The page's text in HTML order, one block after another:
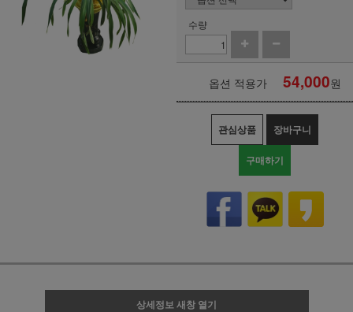
수량
옵션 적용가 54,000원
관심상품 장바구니
구매하기
상세정보 새창 열기